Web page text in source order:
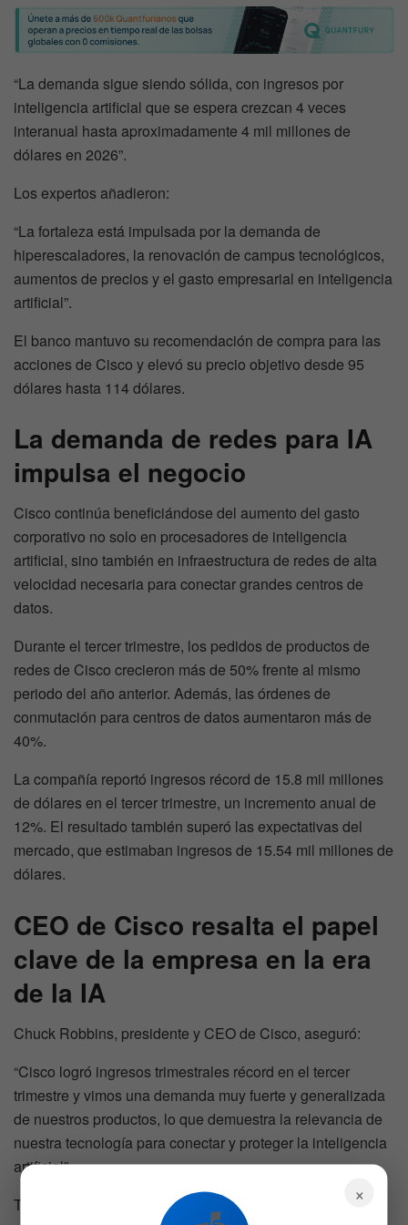
“La demanda sigue siendo sólida, con ingresos por
inteligencia artificial que se espera crezcan 4 veces
interanual hasta aproximadamente 4 mil millones de
dólares en 2026”.
Los expertos añadieron:
“La fortaleza está impulsada por la demanda de
hiperescaladores, la renovación de campus tecnológicos,
aumentos de precios y el gasto empresarial en inteligencia
artificial”.
El banco mantuvo su recomendación de compra para las
acciones de Cisco y elevó su precio objetivo desde 95
dólares hasta 114 dólares.
La demanda de redes para IA
impulsa el negocio
Cisco continúa beneficiándose del aumento del gasto
corporativo no solo en procesadores de inteligencia
artificial, sino también en infraestructura de redes de alta
velocidad necesaria para conectar grandes centros de
datos.
Durante el tercer trimestre, los pedidos de productos de
redes de Cisco crecieron más de 50% frente al mismo
periodo del año anterior. Además, las órdenes de
conmutación para centros de datos aumentaron más de
40%.
La compañía reportó ingresos récord de 15.8 mil millones
de dólares en el tercer trimestre, un incremento anual de
12%. El resultado también superó las expectativas del
mercado, que estimaban ingresos de 15.54 mil millones de
dólares.
CEO de Cisco resalta el papel
clave de la empresa en la era
de la IA
Chuck Robbins, presidente y CEO de Cisco, aseguró:
“Cisco logró ingresos trimestrales récord en el tercer
trimestre y vimos una demanda muy fuerte y generalizada
de nuestros productos, lo que demuestra la relevancia de
nuestra tecnología para conectar y proteger la inteligencia
artificial”.
También agregó:
×